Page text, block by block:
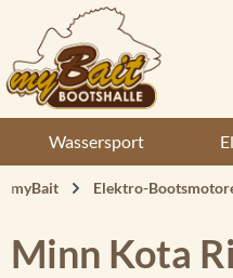
Hauptinhalt springen
Zur Suche springen
Zur Hauptnavigation
Wassersport
myBait Elektro-
Minn Kota